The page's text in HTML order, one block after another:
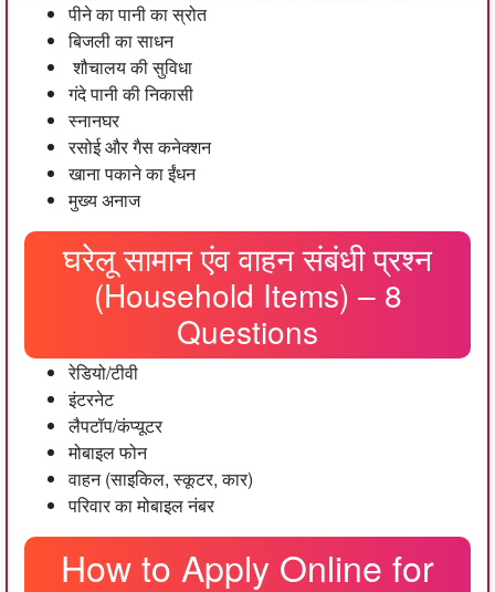
पीने का पानी का स्रोत
बिजली का साधन
शौचालय की सुविधा
गंदे पानी की निकासी
स्नानघर
रसोई और गैस कनेक्शन
खाना पकाने का ईंधन
मुख्य अनाज
घरेलू सामान एंव वाहन संबंधी प्रश्न
(Household Items) – 8
Questions
रेडियो/टीवी
इंटरनेट
लैपटॉप/कंप्यूटर
मोबाइल फोन
वाहन (साइकिल, स्कूटर, कार)
परिवार का मोबाइल नंबर
How to Apply Online for